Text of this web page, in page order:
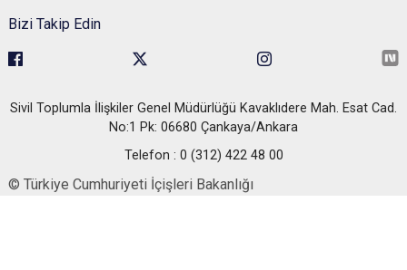
Bizi Takip Edin
Sivil Toplumla İlişkiler Genel Müdürlüğü Kavaklıdere Mah. Esat Cad.
No:1 Pk: 06680 Çankaya/Ankara
Telefon : 0 (312) 422 48 00
© Türkiye Cumhuriyeti İçişleri Bakanlığı